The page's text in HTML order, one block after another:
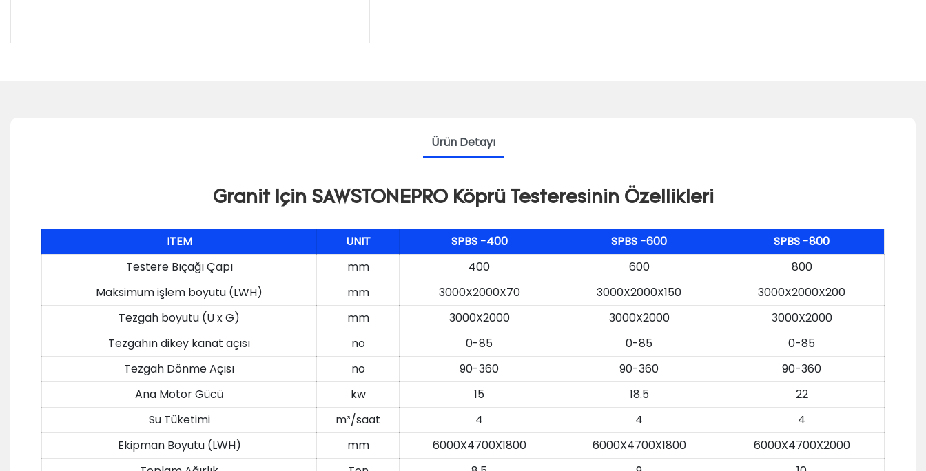
Ürün Detayı
Granit Için SAWSTONEPRO Köprü Testeresinin Özellikleri
ITEM UNIT SPBS -400 SPBS -600 SPBS -800
Testere Bıçağı Çapı
mm 400 600
800
Maksimum işlem boyutu (LWH)
mm 3000X2000X70 3000X2000X150
3000X2000X200
Tezgah boyutu (U x G)
mm 3000X2000 3000X2000
3000X2000
Tezgahın dikey kanat açısı
no 0-85 0-85
0-85
Tezgah Dönme Açısı
no 90-360 90-360
90-360
Ana Motor Gücü
kw 15 18.5
22
Su Tüketimi
m³/saat 4 4
4
Ekipman Boyutu (LWH)
mm 6000X4700X1800 6000X4700X1800
6000X4700X2000